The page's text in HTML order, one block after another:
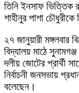
তিনি ইনসাফ ভিত্তিক
শাহীনুর পাশা
২৭ জানুয়ারী মঙ্গলবার
বিদ্যালয় মাঠে
দলীয় জোটের প্রার্থী
নির্বাচনী জনসভায়
বলেছেন।